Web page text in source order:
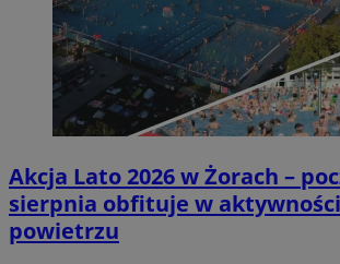
Akcja Lato 2026 w Żorach –
sierpnia obfituje w
powietrzu